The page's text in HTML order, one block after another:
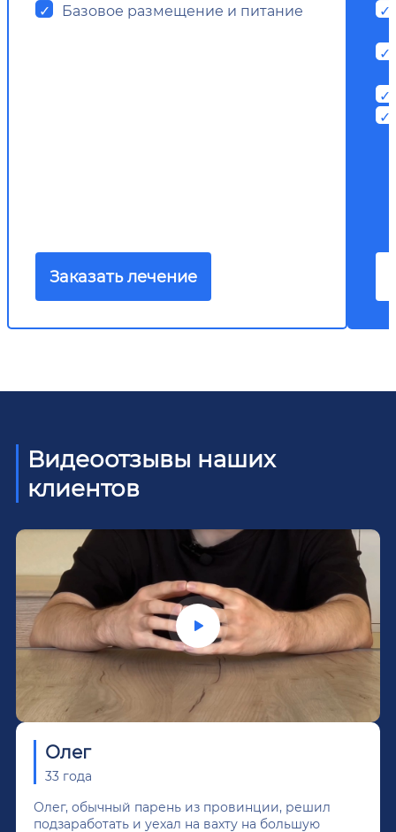
Базовое размещение и питание
Заказать лечение
Видеоотзывы наших
клиентов
Олег
33 года
Олег, обычный парень из провинции, решил
подзаработать и уехал на вахту на большую